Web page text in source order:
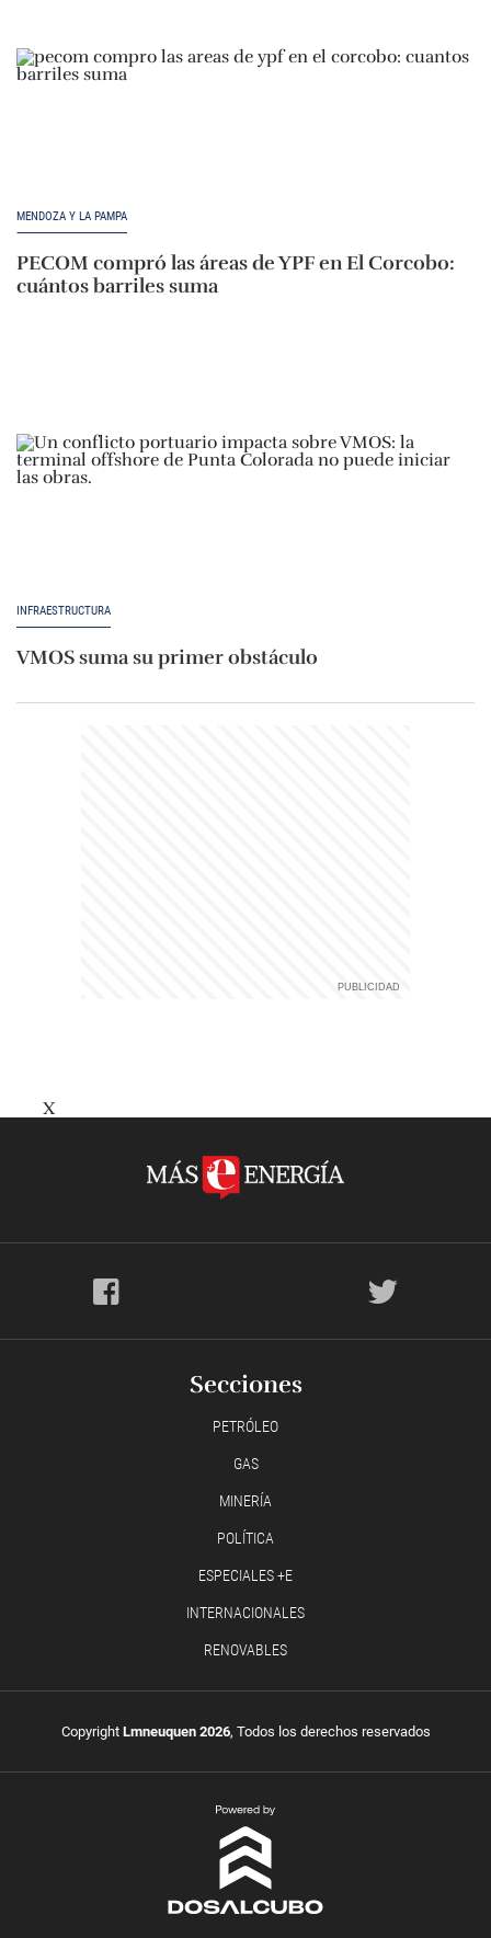
MENDOZA Y LA PAMPA
PECOM compró las áreas de YPF en El Corcobo:
cuántos barriles suma
INFRAESTRUCTURA
VMOS suma su primer obstáculo
X
Secciones
PETRÓLEO
GAS
MINERÍA
POLÍTICA
ESPECIALES +E
INTERNACIONALES
RENOVABLES
Copyright Lmneuquen 2026, Todos los derechos reservados